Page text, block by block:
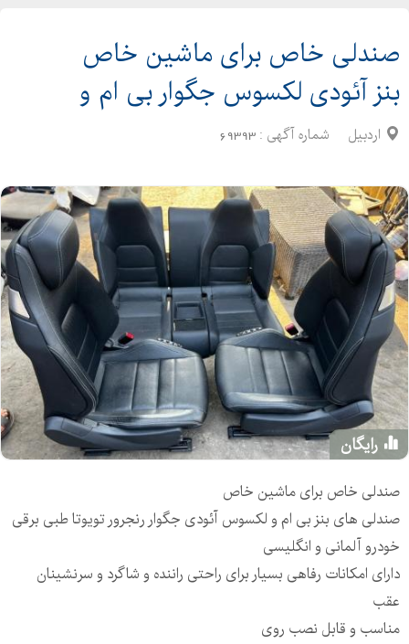
صندلی خاص برای ماشین خاص
بنز آئودی لکسوس جگوار بی ام و
اردبیل شماره آگهی : 69393
رایگان
صندلی خاص برای ماشین خاص
صندلی های بنز بی ام‌ و لکسوس آئودی جگوار رنجرور تویوتا طبی برقی
خودرو آلمانی و انگلیسی
دارای امکانات رفاهی بسیار برای راحتی راننده و شاگرد و سرنشینان
عقب
مناسب و قابل نصب روی